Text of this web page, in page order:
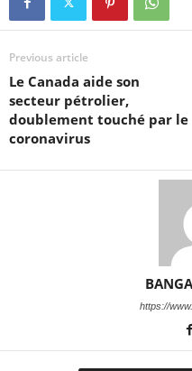
Previous article
Le Canada aide son
secteur pétrolier,
doublement touché par le
coronavirus
https://